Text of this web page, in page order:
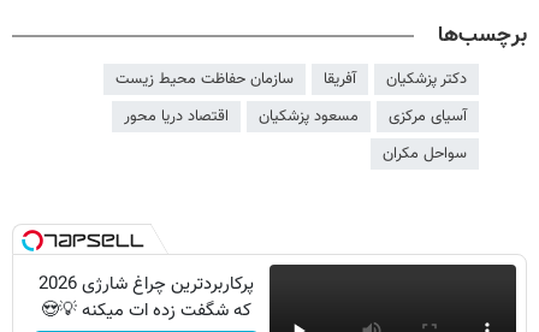
برچسب‌ها
دکتر پزشکیان آفریقا
سازمان حفاظت محیط زیست
آسیای مرکزی
مسعود پزشکیان
اقتصاد دریا محور
سواحل مکران
پرکاربردترین چراغ شارژی 2026
که شگفت زده ات میکنه 💡😍